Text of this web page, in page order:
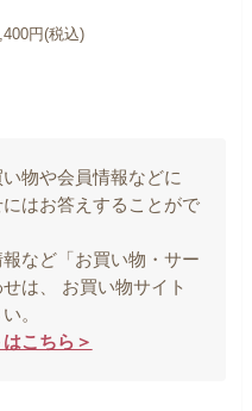
円(税込)
物や会員情報などに
はお答えすることがで
など「お買い物・サー
は、 お買い物サイト
。
こちら＞